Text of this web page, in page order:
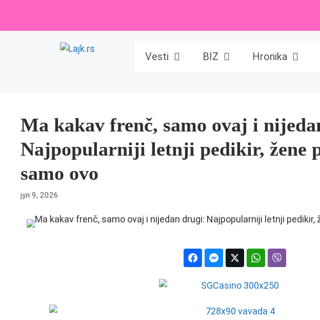
content
Vesti BIZ Hronika
Ma kakav frenč, samo ovaj i
Najpopularniji letnji pedikir, žene
samo ovo
јул 9, 2026